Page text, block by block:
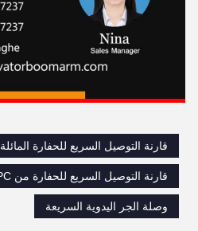
قارنة التوصيل السريع للحفارة المائلة
قارنة التوصيل السريع للحفارة من PC
وصلة الجر اليدوية السريعة